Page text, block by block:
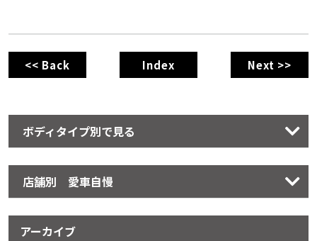
<< Back Index Next >>
ボディタイプ別で見る
店舗別 愛車自慢
アーカイブ